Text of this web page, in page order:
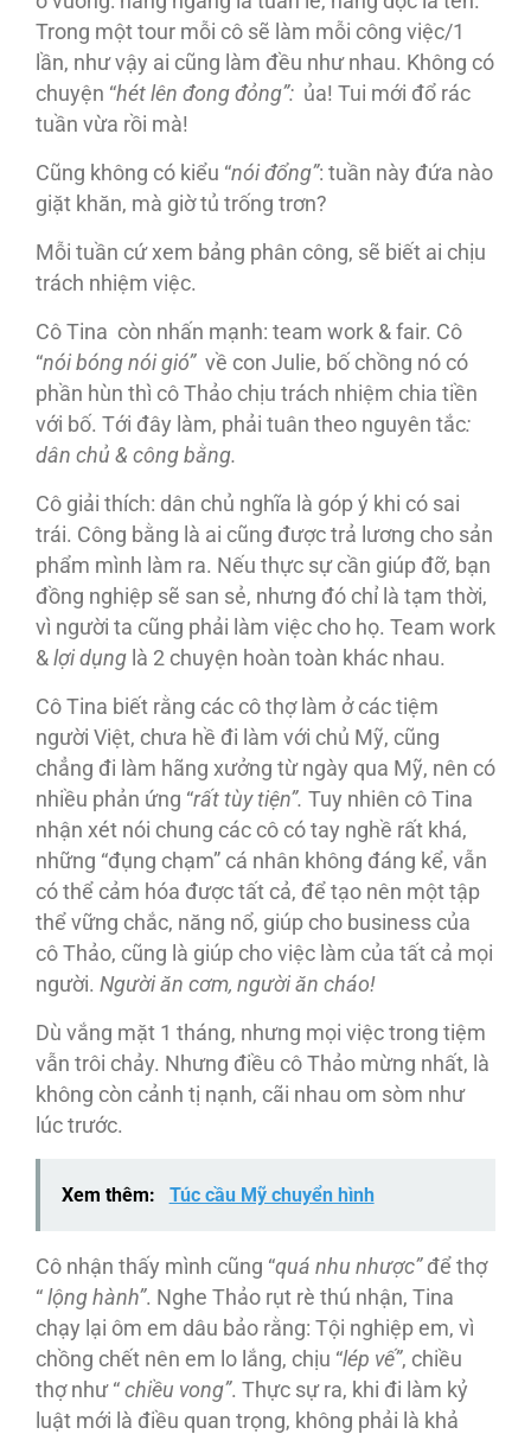
Trong một tour mỗi cô sẽ làm mỗi công việc/1
lần, như vậy ai cũng làm đều như nhau. Không có
chuyện “hét lên đong đỏng”: ủa! Tui mới đổ rác
tuần vừa rồi mà!
Cũng không có kiểu “nói đổng”: tuần này đứa nào
giặt khăn, mà giờ tủ trống trơn?
Mỗi tuần cứ xem bảng phân công, sẽ biết ai chịu
trách nhiệm việc.
Cô Tina còn nhấn mạnh: team work & fair. Cô
“nói bóng nói gió” về con Julie, bố chồng nó có
phần hùn thì cô Thảo chịu trách nhiệm chia tiền
với bố. Tới đây làm, phải tuân theo nguyên tắc:
dân chủ & công bằng.
Cô giải thích: dân chủ nghĩa là góp ý khi có sai
trái. Công bằng là ai cũng được trả lương cho sản
phẩm mình làm ra. Nếu thực sự cần giúp đỡ, bạn
đồng nghiệp sẽ san sẻ, nhưng đó chỉ là tạm thời,
vì người ta cũng phải làm việc cho họ. Team work
& lợi dụng là 2 chuyện hoàn toàn khác nhau.
Cô Tina biết rằng các cô thợ làm ở các tiệm
người Việt, chưa hề đi làm với chủ Mỹ, cũng
chẳng đi làm hãng xưởng từ ngày qua Mỹ, nên có
nhiều phản ứng “rất tùy tiện”. Tuy nhiên cô Tina
nhận xét nói chung các cô có tay nghề rất khá,
những “đụng chạm” cá nhân không đáng kể, vẫn
có thể cảm hóa được tất cả, để tạo nên một tập
thể vững chắc, năng nổ, giúp cho business của
cô Thảo, cũng là giúp cho việc làm của tất cả mọi
người. Người ăn cơm, người ăn cháo!
Dù vắng mặt 1 tháng, nhưng mọi việc trong tiệm
vẫn trôi chảy. Nhưng điều cô Thảo mừng nhất, là
không còn cảnh tị nạnh, cãi nhau om sòm như
lúc trước.
Xem thêm: Túc cầu Mỹ chuyển hình
Cô nhận thấy mình cũng “quá nhu nhược”để thợ
“ lộng hành”. Nghe Thảo rụt rè thú nhận, Tina
chạy lại ôm em dâu bảo rằng: Tội nghiệp em, vì
chồng chết nên em lo lắng, chịu “lép vế”, chiều
thợ như “ chiều vong”. Thực sự ra, khi đi làm kỷ
luật mới là điều quan trọng, không phải là khả